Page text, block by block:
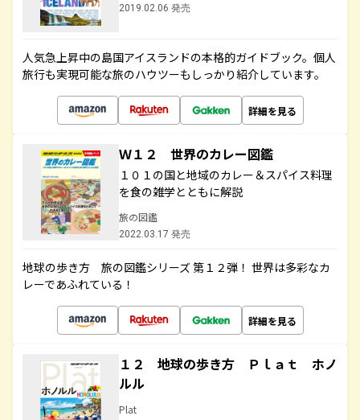
2019.02.06 発売
人気急上昇中の島国アイスランドの本格的ガイドブック。個人
旅行も実現可能な旅のハウツーもしっかり紹介しています。
詳細を見る
Ｗ１２ 世界のカレー図鑑
１０１の国と地域のカレー＆スパイス料理
を食の雑学とともに解説
旅の図鑑
2022.03.17 発売
地球の歩き方 旅の図鑑シリーズ 第１２弾！ 世界は多彩なカ
レーであふれている！
詳細を見る
１２ 地球の歩き方 Ｐｌａｔ ホノ
ルル
Plat